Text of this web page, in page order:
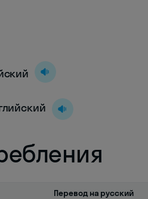
Перевод на русский